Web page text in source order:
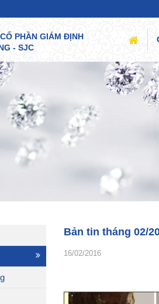
PHẦN GIÁM ĐỊNH
- SJC
Bản tin tháng 02/
16/02/2016